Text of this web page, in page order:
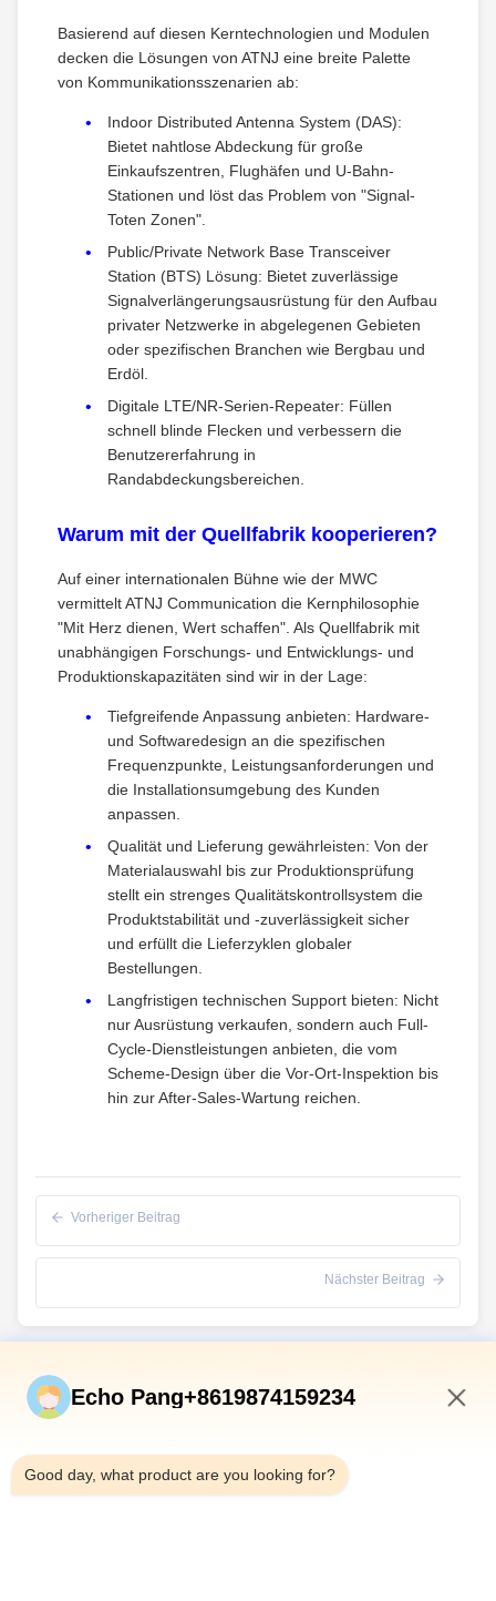
Basierend auf diesen Kerntechnologien und Modulen
decken die Lösungen von ATNJ eine breite Palette
von Kommunikationsszenarien ab:
Indoor Distributed Antenna System (DAS):
Bietet nahtlose Abdeckung für große
Einkaufszentren, Flughäfen und U-Bahn-
Stationen und löst das Problem von "Signal-
Toten Zonen".
Public/Private Network Base Transceiver
Station (BTS) Lösung: Bietet zuverlässige
Signalverlängerungsausrüstung für den Aufbau
privater Netzwerke in abgelegenen Gebieten
oder spezifischen Branchen wie Bergbau und
Erdöl.
Digitale LTE/NR-Serien-Repeater: Füllen
schnell blinde Flecken und verbessern die
Benutzererfahrung in
Randabdeckungsbereichen.
Warum mit der Quellfabrik kooperieren?
Auf einer internationalen Bühne wie der MWC
vermittelt ATNJ Communication die Kernphilosophie
"Mit Herz dienen, Wert schaffen". Als Quellfabrik mit
unabhängigen Forschungs- und Entwicklungs- und
Produktionskapazitäten sind wir in der Lage:
Tiefgreifende Anpassung anbieten: Hardware-
und Softwaredesign an die spezifischen
Frequenzpunkte, Leistungsanforderungen und
die Installationsumgebung des Kunden
anpassen.
Qualität und Lieferung gewährleisten: Von der
Materialauswahl bis zur Produktionsprüfung
stellt ein strenges Qualitätskontrollsystem die
Produktstabilität und -zuverlässigkeit sicher
und erfüllt die Lieferzyklen globaler
Bestellungen.
Langfristigen technischen Support bieten: Nicht
nur Ausrüstung verkaufen, sondern auch Full-
Cycle-Dienstleistungen anbieten, die vom
Scheme-Design über die Vor-Ort-Inspektion bis
hin zur After-Sales-Wartung reichen.
Vorheriger Beitrag
Nächster Beitrag
Schnelle Verbindungen
Produkte
Über Uns
Echo Pang+8619874159234
Good day, what product are you looking for?